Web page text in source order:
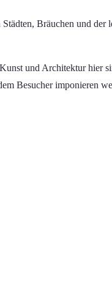
Bräuchen und der
und Architektur hier
Besucher imponieren